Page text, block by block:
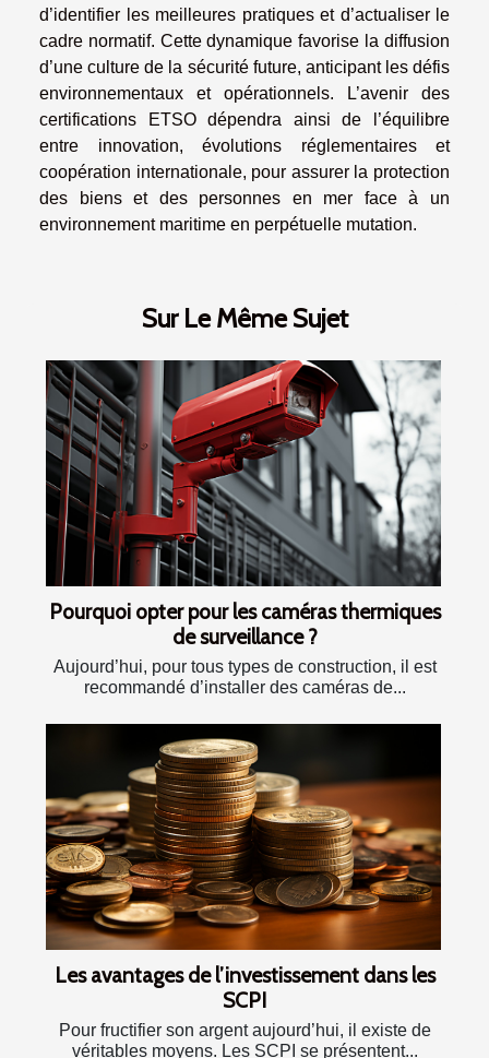
d’identifier les meilleures pratiques et d’actualiser le
cadre normatif. Cette dynamique favorise la diffusion
d’une culture de la sécurité future, anticipant les défis
environnementaux et opérationnels. L’avenir des
certifications ETSO dépendra ainsi de l’équilibre
entre innovation, évolutions réglementaires et
coopération internationale, pour assurer la protection
des biens et des personnes en mer face à un
environnement maritime en perpétuelle mutation.
Sur Le Même Sujet
Pourquoi opter pour les caméras thermiques
de surveillance ?
Aujourd’hui, pour tous types de construction, il est
recommandé d’installer des caméras de...
Les avantages de l’investissement dans les
SCPI
Pour fructifier son argent aujourd’hui, il existe de
véritables moyens. Les SCPI se présentent...